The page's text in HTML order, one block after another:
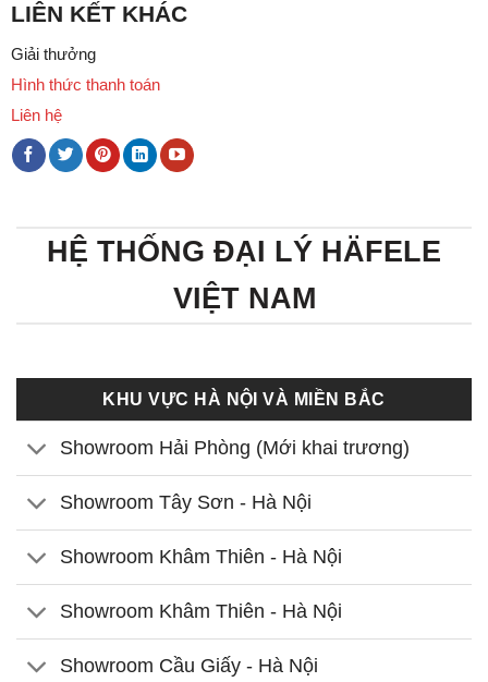
LIÊN KẾT KHÁC
Giải thưởng
Hình thức thanh toán
Liên hệ
HỆ THỐNG ĐẠI LÝ HÄFELE
VIỆT NAM
KHU VỰC HÀ NỘI VÀ MIỀN BẮC
Showroom Hải Phòng (Mới khai trương)
Showroom Tây Sơn - Hà Nội
Showroom Khâm Thiên - Hà Nội
Showroom Khâm Thiên - Hà Nội
Showroom Cầu Giấy - Hà Nội